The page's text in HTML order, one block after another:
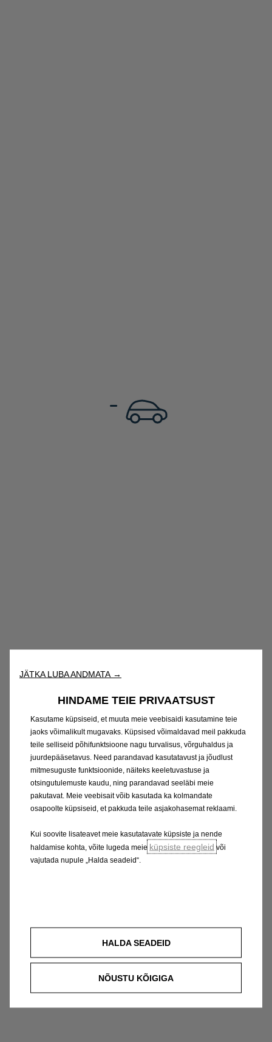
JÄTKA LUBA ANDMATA →
HINDAME TEIE PRIVAATSUST
Kasutame küpsiseid, et muuta meie veebisaidi kasutamine teie
jaoks võimalikult mugavaks. Küpsised võimaldavad meil pakkuda
teile selliseid põhifunktsioone nagu turvalisus, võrguhaldus ja
juurdepääsetavus. Need parandavad kasutatavust ja jõudlust
mitmesuguste funktsioonide, näiteks keeletuvastuse ja
otsingutulemuste kaudu, ning parandavad seeläbi meie
pakutavat. Meie veebisait võib kasutada ka kolmandate
osapoolte küpsiseid, et pakkuda teile asjakohasemat reklaami.
Kui soovite lisateavet meie kasutatavate küpsiste ja nende
haldamise kohta, võite lugeda meie küpsiste reegleid või
vajutada nupule „Halda seadeid“.
HALDA SEADEID
NÕUSTU KÕIGIGA